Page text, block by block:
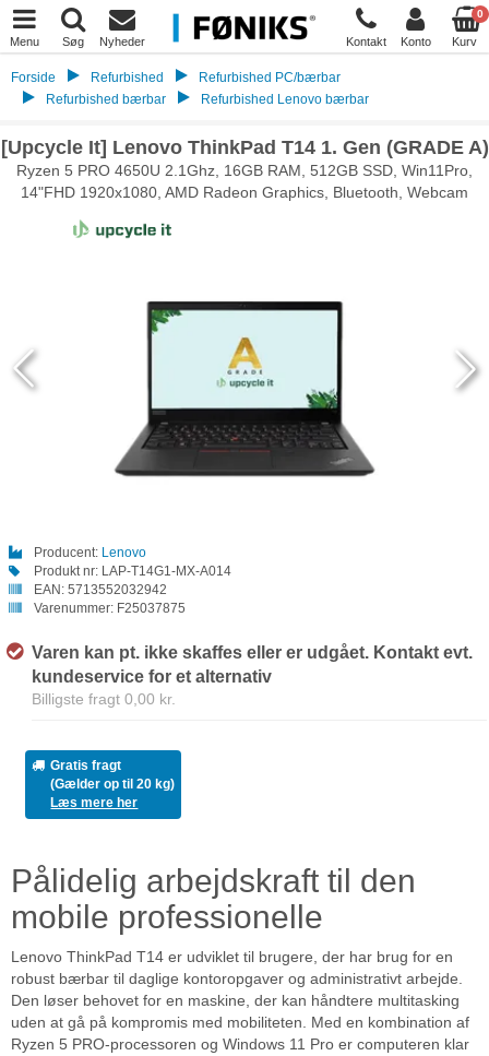
Menu Søg Nyheder Kontakt Konto
0
Kurv
Forside Refurbished
Refurbished PC/bærbar
Refurbished bærbar
Refurbished Lenovo bærbar
[Upcycle It] Lenovo ThinkPad T14 1. Gen (GRADE A)
Ryzen 5 PRO 4650U 2.1Ghz, 16GB RAM, 512GB SSD, Win11Pro,
14"FHD 1920x1080, AMD Radeon Graphics, Bluetooth, Webcam
Producent: Lenovo
Produkt nr: LAP-T14G1-MX-A014
EAN: 5713552032942
Varenummer: F25037875
Varen kan pt. ikke skaffes eller er udgået. Kontakt evt.
kundeservice for et alternativ
Billigste fragt 0,00 kr.
Gratis fragt
(Gælder op til 20 kg)
Læs mere her
Pålidelig arbejdskraft til den
mobile professionelle
Lenovo ThinkPad T14 er udviklet til brugere, der har brug for en
robust bærbar til daglige kontoropgaver og administrativt arbejde.
Den løser behovet for en maskine, der kan håndtere multitasking
uden at gå på kompromis med mobiliteten. Med en kombination af
Ryzen 5 PRO-processoren og Windows 11 Pro er computeren klar